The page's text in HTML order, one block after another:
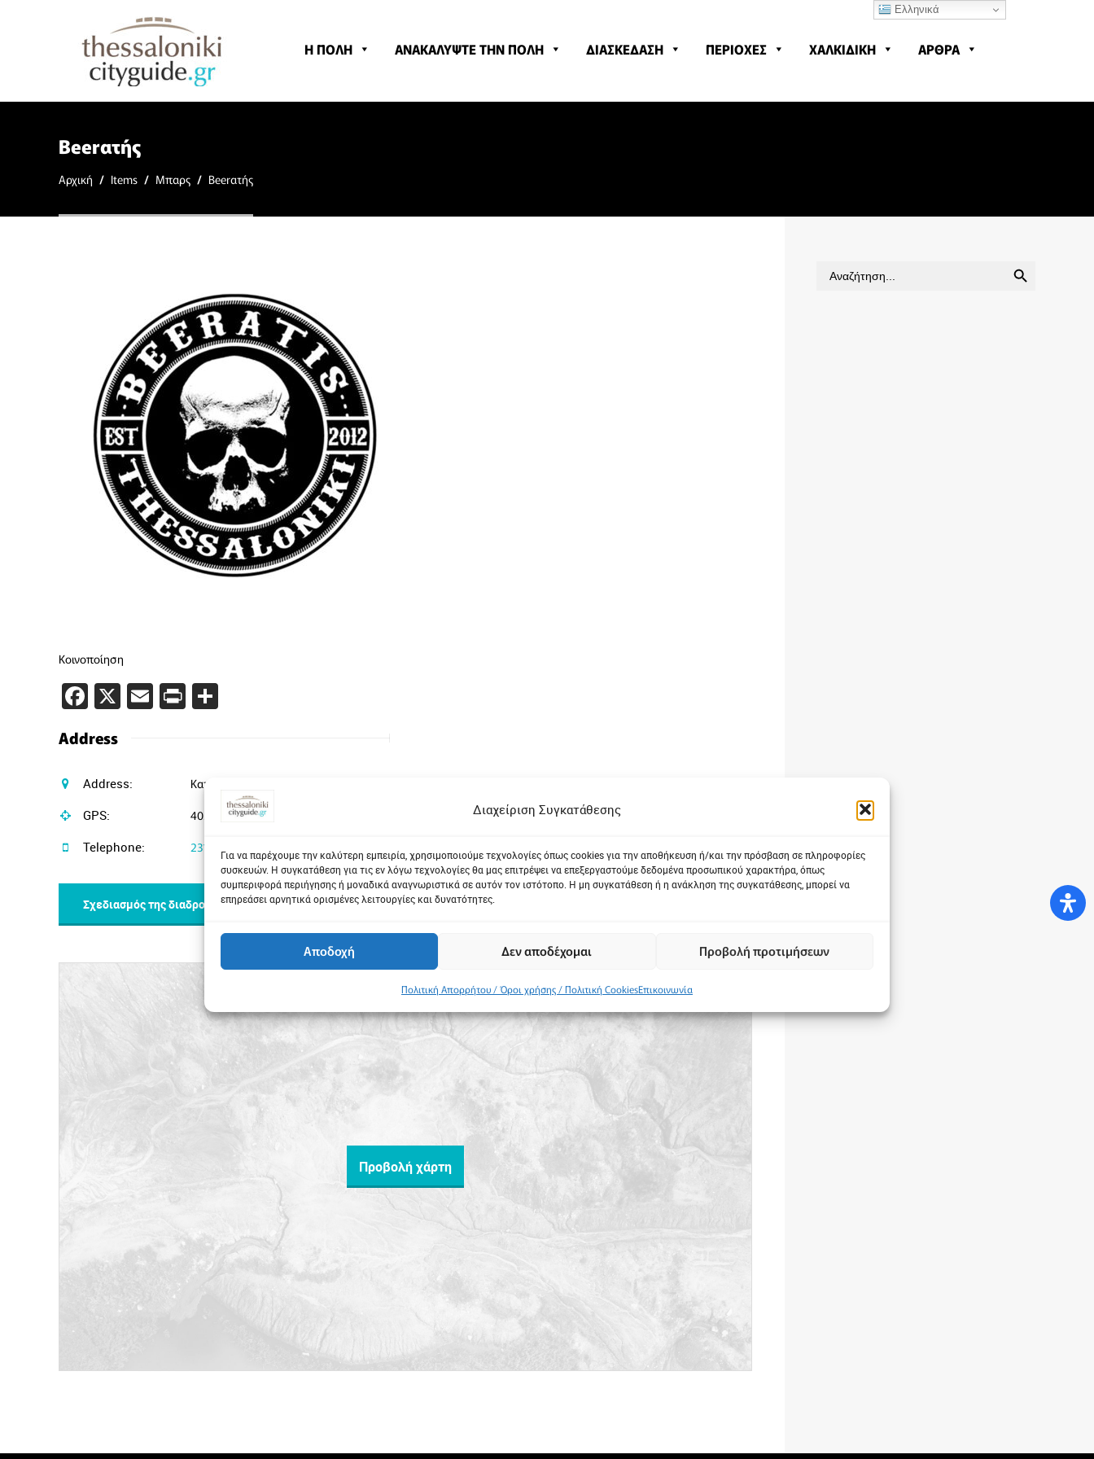
Διαχείριση Συγκατάθεσης
Για να παρέχουμε την καλύτερη εμπειρία, χρησιμοποιούμε τεχνολογίες όπως cookies για την αποθήκευση ή/και την πρόσβαση σε πληροφορίες
συσκευών. Η συγκατάθεση για τις εν λόγω τεχνολογίες θα μας επιτρέψει να επεξεργαστούμε δεδομένα προσωπικού χαρακτήρα, όπως
συμπεριφορά περιήγησης ή μοναδικά αναγνωριστικά σε αυτόν τον ιστότοπο. Η μη συγκατάθεση ή η ανάκληση της συγκατάθεσης, μπορεί να
επηρεάσει αρνητικά ορισμένες λειτουργίες και δυνατότητες.
Αποδοχή Δεν αποδέχομαι Προβολή προτιμήσεων
Πολιτική Απορρήτου / Όροι χρήσης / Πολιτική CookiesΕπικοινωνία
Η ΠΟΛΗ ΑΝΑΚΑΛΥΨΤΕ ΤΗΝ ΠΟΛΗ ΔΙΑΣΚΕΔΑΣΗ ΠΕΡΙΟΧΕΣ ΧΑΛΚΙΔΙΚΗ ΑΡΘΡΑ
Beerατής
Αρχική / Items / Μπαρς / Beerατής
Κοινοποίηση
Facebook
X EmailPrintFriendly
Address
Address:
Κατσιμίδη 10
GPS:
40.6167095, 22.9612897
Telephone:
2310830410
Σχεδιασμός της διαδρομής μου
Προβολή χάρτη
for:
Ελληνικά